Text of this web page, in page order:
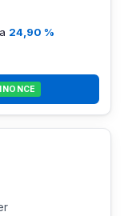
24,90 %